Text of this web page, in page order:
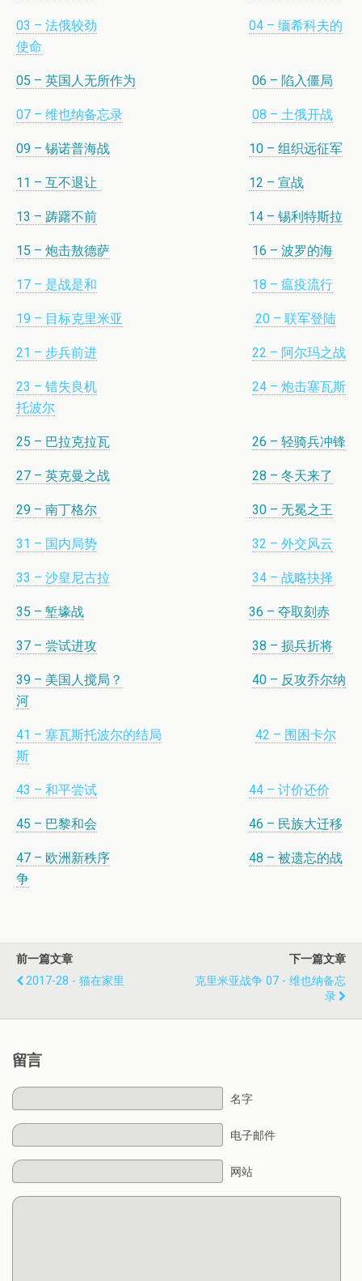
03 – 法俄较劲
04 – 缅希科夫的
使命
05 – 英国人无所作为 06 – 陷入僵局
07 – 维也纳备忘录 08 – 土俄开战
09 – 锡诺普海战 10 – 组织远征军
11 – 互不退让 12 – 宣战
13 – 踌躇不前 14 – 锡利特斯拉
15 – 炮击敖德萨 16 – 波罗的海
17 – 是战是和 18 – 瘟疫流行
19 – 目标克里米亚 20 – 联军登陆
21 – 步兵前进 22 – 阿尔玛之战
23 – 错失良机
24 – 炮击塞瓦斯
托波尔
25 – 巴拉克拉瓦 26 – 轻骑兵冲锋
27 – 英克曼之战 28 – 冬天来了
29 – 南丁格尔 30 – 无冕之王
31 – 国内局势 32 – 外交风云
33 – 沙皇尼古拉 34 – 战略抉择
35 – 堑壕战 36 – 夺取刻赤
37 – 尝试进攻 38 – 损兵折将
39 – 美国人搅局？
40 – 反攻乔尔纳
河
41 – 塞瓦斯托波尔的结局
42 – 围困卡尔
斯
43 – 和平尝试 44 – 讨价还价
45 – 巴黎和会 46 – 民族大迁移
47 – 欧洲新秩序
48 – 被遗忘的战
争
前一篇文章
2017-28 - 猫在家里
下一篇文章
克里米亚战争 07 - 维也纳备忘
录
留言
名字
电子邮件
网站